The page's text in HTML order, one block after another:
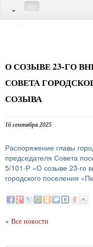
О СОЗЫВЕ 23-ГО
СОВЕТА
СОЗЫВА
16 сентября 2025
Распоряжение главы
председателя Совета
5/101-Р «О созыве 23-го
городского поселения
« Все новости